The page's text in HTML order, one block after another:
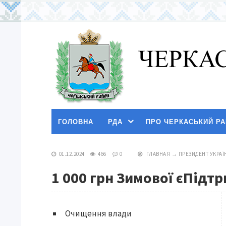
ГОЛОВНА РДА ПРО ЧЕРКАСЬКИЙ
01.12.2024 466 0 ГЛАВНАЯ → ПРЕЗИДЕНТ
1 000 грн Зимової
Очищення влади